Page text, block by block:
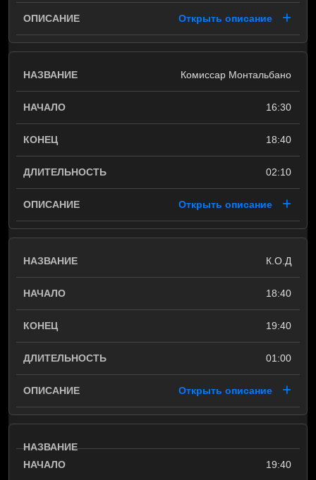
Открыть описание
Комиссар Монтальбано
16:30
18:40
02:10
Открыть описание
К.О.Д
18:40
19:40
01:00
Открыть описание
19:40